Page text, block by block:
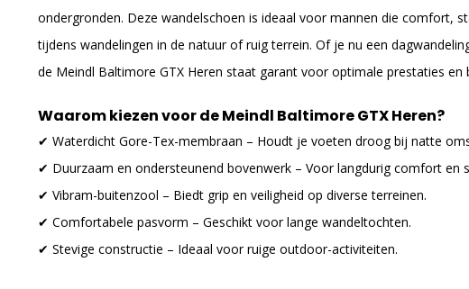
ondergronden. Deze wandelschoen is ideaal voor mannen die comfort,
tijdens wandelingen in de natuur of ruig terrein. Of je nu een
de Meindl Baltimore GTX Heren staat garant voor optimale prestaties en
Waarom kiezen voor de Meindl Baltimore GTX Heren?
✔ Waterdicht Gore-Tex-membraan – Houdt je voeten droog bij natte
✔ Duurzaam en ondersteunend bovenwerk – Voor langdurig comfort en
✔ Vibram-buitenzool – Biedt grip en veiligheid op diverse terreinen.
✔ Comfortabele pasvorm – Geschikt voor lange wandeltochten.
✔ Stevige constructie – Ideaal voor ruige outdoor-activiteiten.